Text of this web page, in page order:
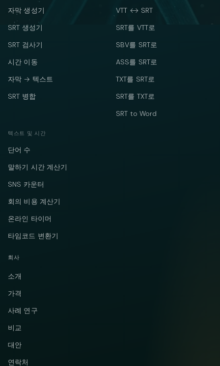
자막 생성기
SRT 생성기
SRT 검사기
시간 이동
자막 → 텍스트
SRT 병합
VTT ↔ SRT
SRT를 VTT로
SBV를 SRT로
ASS를 SRT로
TXT를 SRT로
SRT를 TXT로
SRT to Word
텍스트 및 시간
단어 수
말하기 시간 계산기
SNS 카운터
회의 비용 계산기
온라인 타이머
타임코드 변환기
회사
소개
가격
사례 연구
비교
대안
연락처